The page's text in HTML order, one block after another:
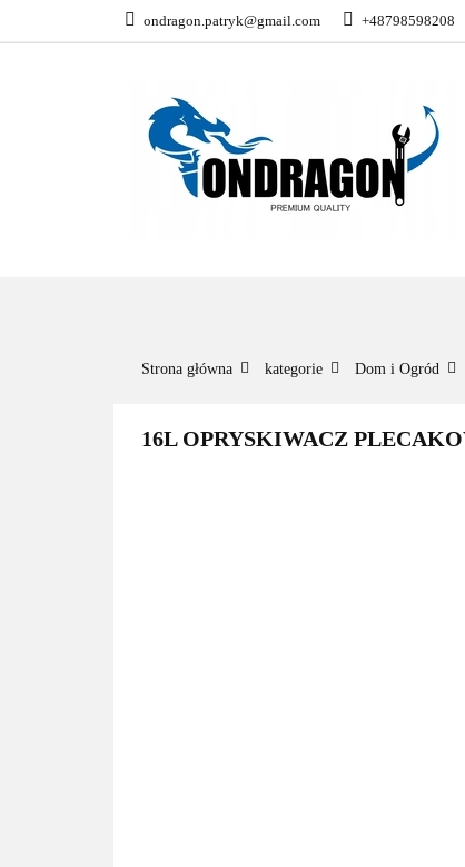
ondragon.patryk@gmail.com +48798598208
KATEGORIE
Strona główna kategorie Dom i Ogród
16L OPRYSKIWACZ